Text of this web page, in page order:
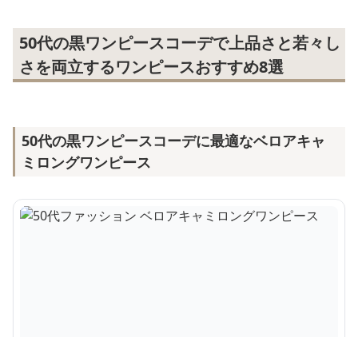
50代の黒ワンピースコーデで上品さと若々し
さを両立するワンピースおすすめ8選
50代の黒ワンピースコーデに最適なベロアキャ
ミロングワンピース